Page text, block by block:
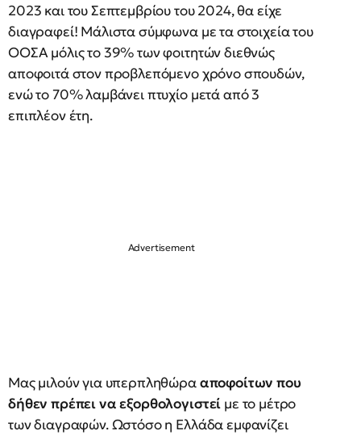
2023 και του Σεπτεμβρίου του 2024, θα είχε
διαγραφεί! Μάλιστα σύμφωνα με τα στοιχεία του
ΟΟΣΑ μόλις το 39% των φοιτητών διεθνώς
αποφοιτά στον προβλεπόμενο χρόνο σπουδών,
ενώ το 70% λαμβάνει πτυχίο μετά από 3
επιπλέον έτη.
Μας μιλούν για υπερπληθώρααποφοίτων που
δήθεν πρέπει να εξορθολογιστεί με το μέτρο
των διαγραφών. Ωστόσο η Ελλάδα εμφανίζει